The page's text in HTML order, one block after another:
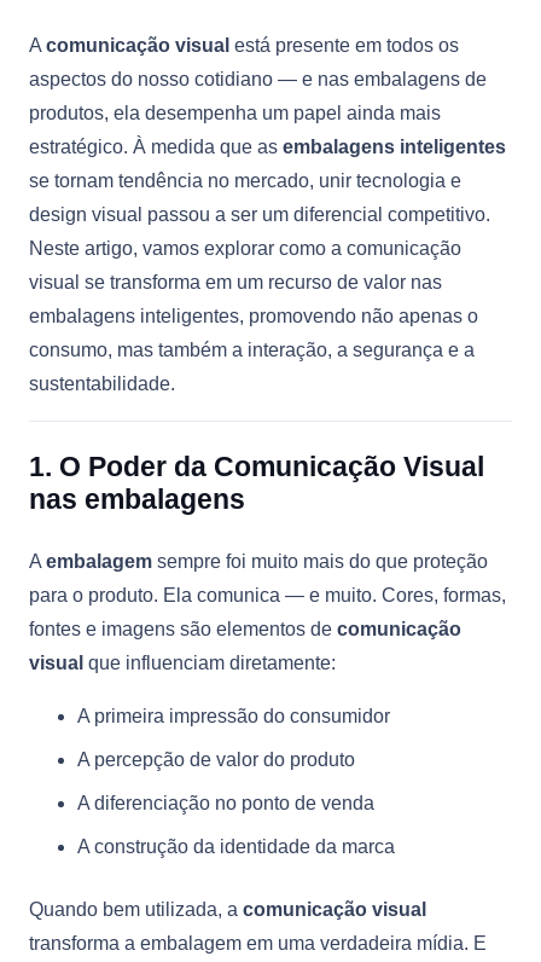
A comunicação visual está presente em todos os
aspectos do nosso cotidiano — e nas embalagens de
produtos, ela desempenha um papel ainda mais
estratégico. À medida que as embalagens inteligentes
se tornam tendência no mercado, unir tecnologia e
design visual passou a ser um diferencial competitivo.
Neste artigo, vamos explorar como a comunicação
visual se transforma em um recurso de valor nas
embalagens inteligentes, promovendo não apenas o
consumo, mas também a interação, a segurança e a
sustentabilidade.
1. O Poder da Comunicação Visual
nas embalagens
A embalagem sempre foi muito mais do que proteção
para o produto. Ela comunica — e muito. Cores, formas,
fontes e imagens são elementos de comunicação
visual que influenciam diretamente:
A primeira impressão do consumidor
A percepção de valor do produto
A diferenciação no ponto de venda
A construção da identidade da marca
Quando bem utilizada, a comunicação visual
transforma a embalagem em uma verdadeira mídia. E